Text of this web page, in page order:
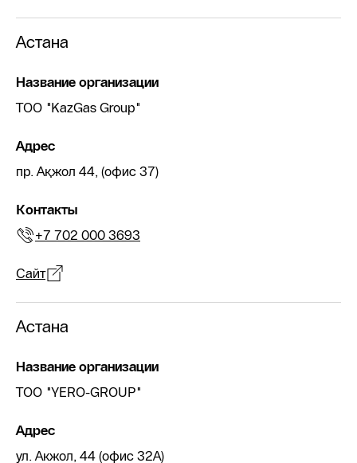
Астана
Название организации
TOO "KazGas Group"
Адрес
пр. Ақжол 44, (офис 37)
Контакты
+7 702 000 3693
Сайт
Астана
Название организации
ТОО "YERO-GROUP"
Адрес
ул. Акжол, 44 (офис 32А)